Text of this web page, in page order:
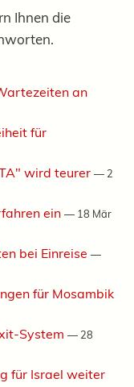
Ihnen die
an
für
wird teurer — 2
ein — 18 Mär
bei Einreise —
für Mosambik
System — 28
für Israel weiter